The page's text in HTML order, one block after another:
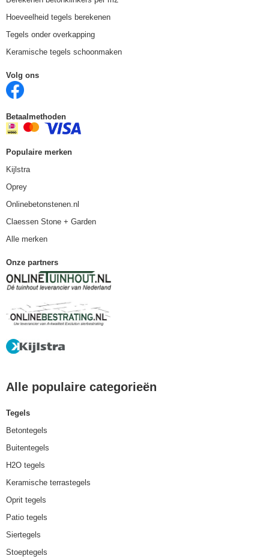
Hoeveelheid tegels berekenen
Tegels onder overkapping
Keramische tegels schoonmaken
Volg ons
Betaalmethoden
Populaire merken
Kijlstra
Oprey
Onlinebetonstenen.nl
Claessen Stone + Garden
Alle merken
Onze partners
Alle populaire categorieën
Tegels
Betontegels
Buitentegels
H2O tegels
Keramische terrastegels
Oprit tegels
Patio tegels
Siertegels
Stoeptegels